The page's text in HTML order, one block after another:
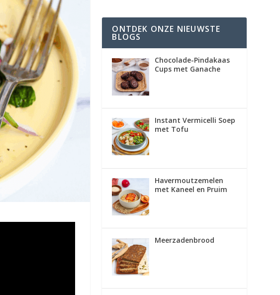
ONTDEK ONZE NIEUWSTE
BLOGS
Chocolade-Pindakaas
Cups met Ganache
Instant Vermicelli Soep
met Tofu
Havermoutzemelen
met Kaneel en Pruim
Meerzadenbrood